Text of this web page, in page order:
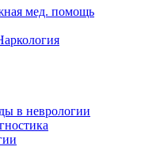
мед. помощь
в неврологии